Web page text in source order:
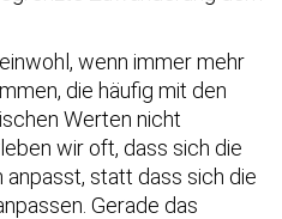
wenn immer mehr
die häufig mit den
Werten nicht
wir oft, dass sich die
statt dass sich die
Gerade das